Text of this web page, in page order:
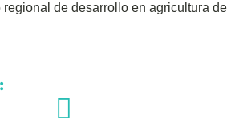
de desarrollo en agricultura de